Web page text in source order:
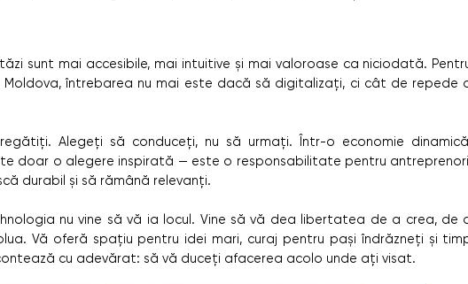
sunt mai accesibile, mai intuitive și mai valoroase ca niciodată.
Moldova, întrebarea nu mai este dacă să digitalizați, ci cât de repede
Alegeți să conduceți, nu să urmați. Într-o economie
doar o alegere inspirată — este o responsabilitate pentru
durabil și să rămână relevanți.
nu vine să vă ia locul. Vine să vă dea libertatea de a crea, de
Vă oferă spațiu pentru idei mari, curaj pentru pași îndrăzneți și
cu adevărat: să vă duceți afacerea acolo unde ați visat.